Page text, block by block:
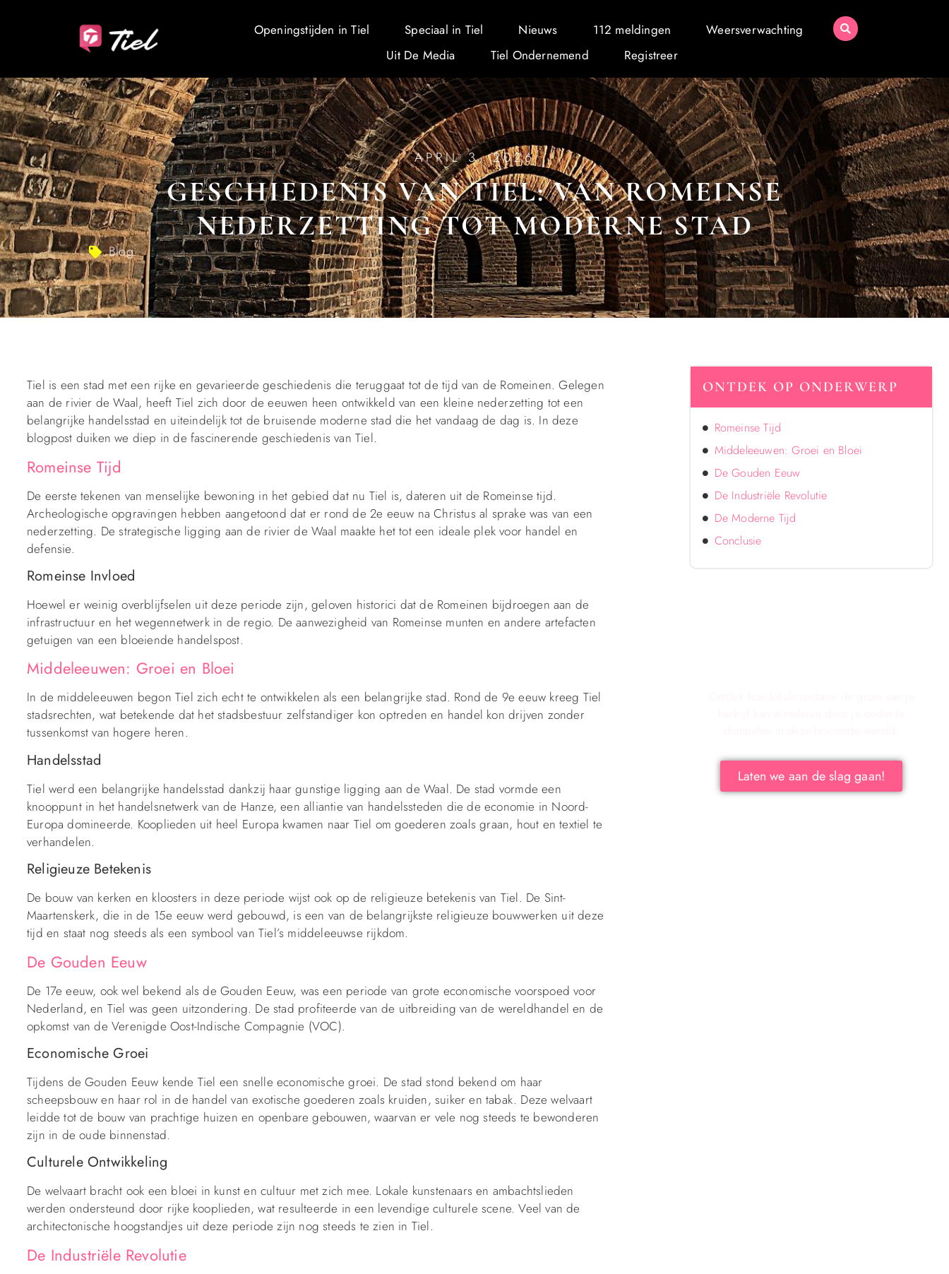
Openingstijden in Tiel Speciaal in Tiel Nieuws 112 meldingen
Weersverwachting
Uit De Media
Tiel Ondernemend Registreer
APRIL 3, 2026
GESCHIEDENIS VAN TIEL: VAN ROMEINSE
NEDERZETTING TOT MODERNE STAD
Blog
Tiel is een stad met een rijke en gevarieerde geschiedenis die teruggaat tot de tijd van de Romeinen. Gelegen
aan de rivier de Waal, heeft Tiel zich door de eeuwen heen ontwikkeld van een kleine nederzetting tot een
belangrijke handelsstad en uiteindelijk tot de bruisende moderne stad die het vandaag de dag is. In deze
blogpost duiken we diep in de fascinerende geschiedenis van Tiel.
Romeinse Tijd
De eerste tekenen van menselijke bewoning in het gebied dat nu Tiel is, dateren uit de Romeinse tijd.
Archeologische opgravingen hebben aangetoond dat er rond de 2e eeuw na Christus al sprake was van een
nederzetting. De strategische ligging aan de rivier de Waal maakte het tot een ideale plek voor handel en
defensie.
Romeinse Invloed
Hoewel er weinig overblijfselen uit deze periode zijn, geloven historici dat de Romeinen bijdroegen aan de
infrastructuur en het wegennetwerk in de regio. De aanwezigheid van Romeinse munten en andere artefacten
getuigen van een bloeiende handelspost.
Middeleeuwen: Groei en Bloei
In de middeleeuwen begon Tiel zich echt te ontwikkelen als een belangrijke stad. Rond de 9e eeuw kreeg Tiel
stadsrechten, wat betekende dat het stadsbestuur zelfstandiger kon optreden en handel kon drijven zonder
tussenkomst van hogere heren.
Handelsstad
Tiel werd een belangrijke handelsstad dankzij haar gunstige ligging aan de Waal. De stad vormde een
knooppunt in het handelsnetwerk van de Hanze, een alliantie van handelssteden die de economie in Noord-
Europa domineerde. Kooplieden uit heel Europa kwamen naar Tiel om goederen zoals graan, hout en textiel te
verhandelen.
Religieuze Betekenis
De bouw van kerken en kloosters in deze periode wijst ook op de religieuze betekenis van Tiel. De Sint-
Maartenskerk, die in de 15e eeuw werd gebouwd, is een van de belangrijkste religieuze bouwwerken uit deze
tijd en staat nog steeds als een symbool van Tiel’s middeleeuwse rijkdom.
De Gouden Eeuw
De 17e eeuw, ook wel bekend als de Gouden Eeuw, was een periode van grote economische voorspoed voor
Nederland, en Tiel was geen uitzondering. De stad profiteerde van de uitbreiding van de wereldhandel en de
opkomst van de Verenigde Oost-Indische Compagnie (VOC).
Economische Groei
Tijdens de Gouden Eeuw kende Tiel een snelle economische groei. De stad stond bekend om haar
scheepsbouw en haar rol in de handel van exotische goederen zoals kruiden, suiker en tabak. Deze welvaart
leidde tot de bouw van prachtige huizen en openbare gebouwen, waarvan er vele nog steeds te bewonderen
zijn in de oude binnenstad.
Culturele Ontwikkeling
De welvaart bracht ook een bloei in kunst en cultuur met zich mee. Lokale kunstenaars en ambachtslieden
werden ondersteund door rijke kooplieden, wat resulteerde in een levendige culturele scene. Veel van de
architectonische hoogstandjes uit deze periode zijn nog steeds te zien in Tiel.
De Industriële Revolutie
ONTDEK OP ONDERWERP
Romeinse Tijd
Middeleeuwen: Groei en Bloei
De Gouden Eeuw
De Industriële Revolutie
De Moderne Tijd
Conclusie
Laten we aan de slag gaan!